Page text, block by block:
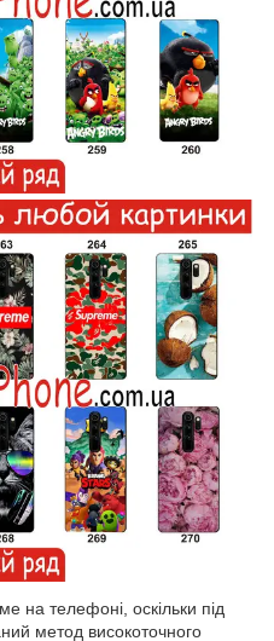
на телефоні, оскільки під
метод високоточного